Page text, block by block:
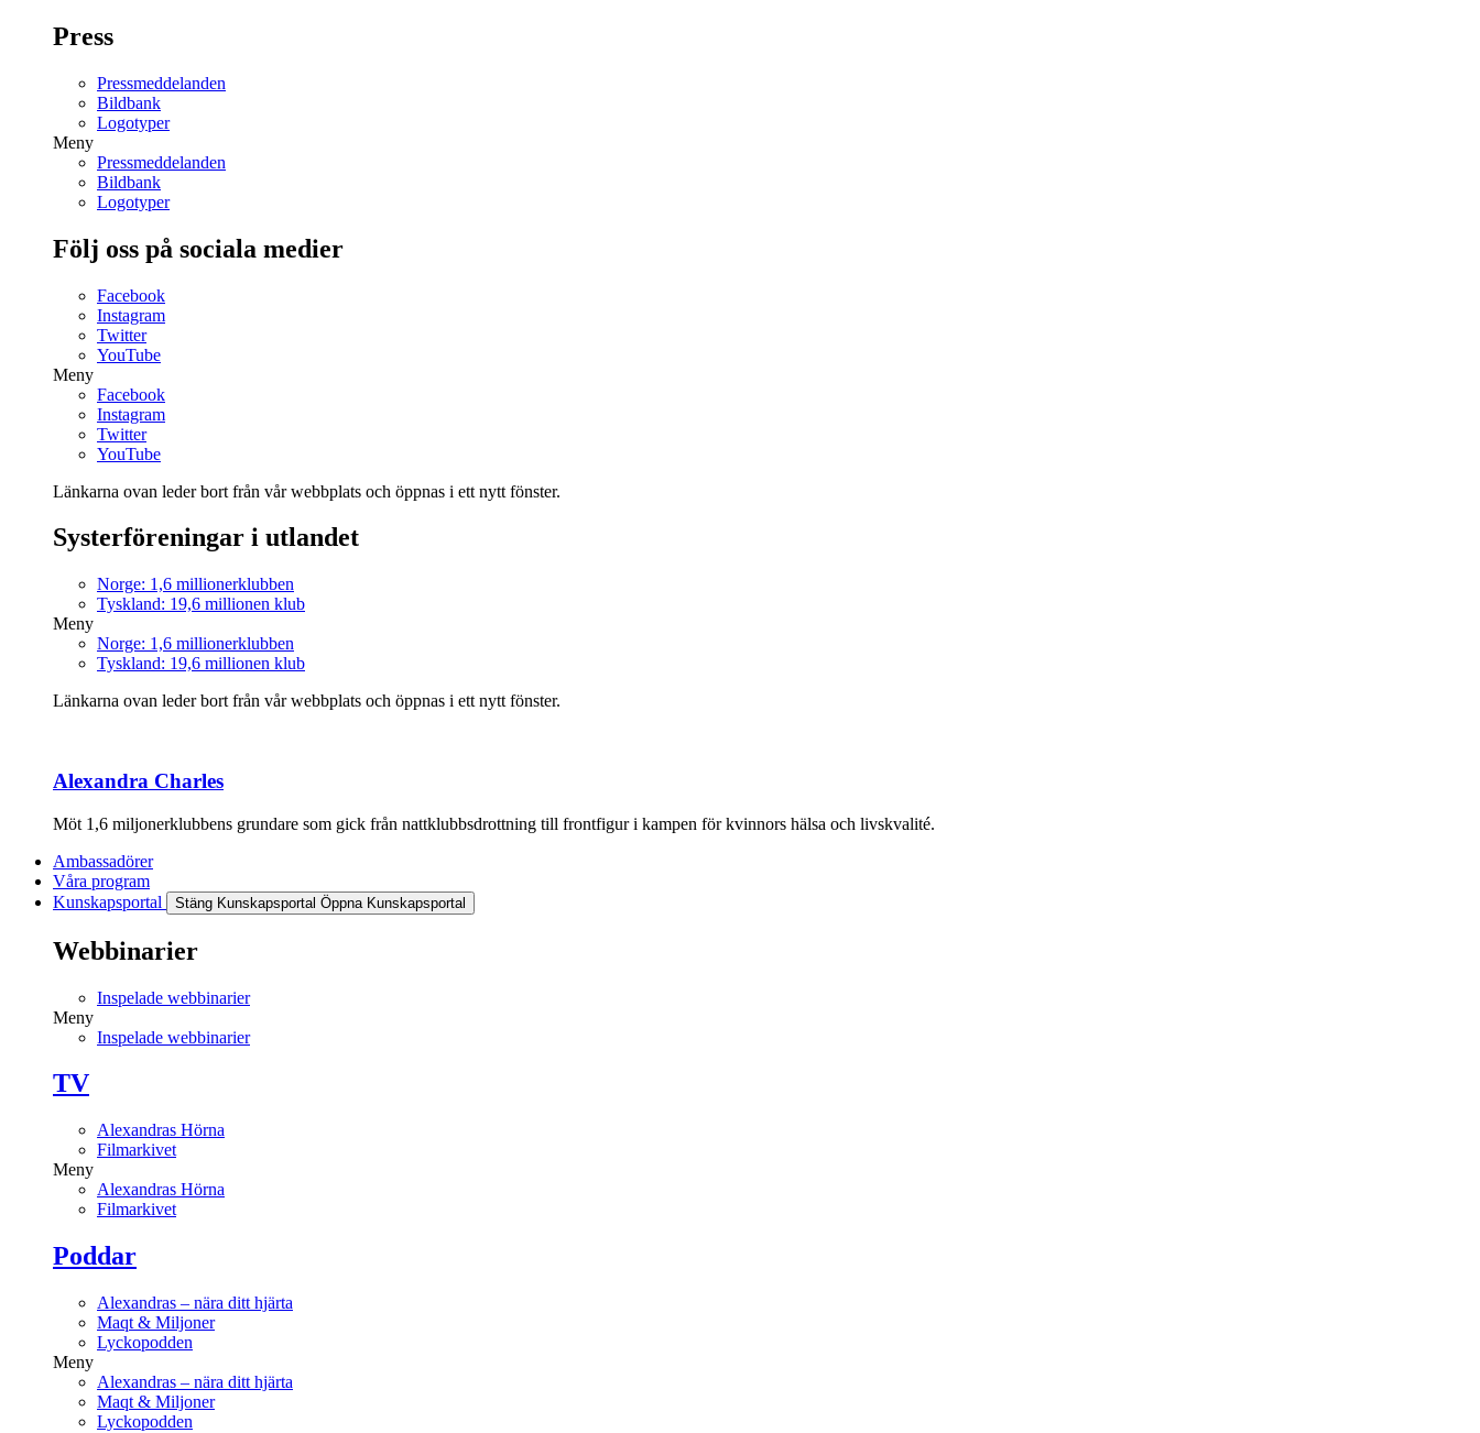
Press
Pressmeddelanden
Bildbank
Logotyper
Meny
Pressmeddelanden
Bildbank
Logotyper
Följ oss på sociala medier
Facebook
Instagram
Twitter
YouTube
Meny
Facebook
Instagram
Twitter
YouTube
Länkarna ovan leder bort från vår webbplats och öppnas i ett nytt fönster.
Systerföreningar i utlandet
Norge: 1,6 millionerklubben
Tyskland: 19,6 millionen klub
Meny
Norge: 1,6 millionerklubben
Tyskland: 19,6 millionen klub
Länkarna ovan leder bort från vår webbplats och öppnas i ett nytt fönster.
Alexandra Charles
Möt 1,6 miljonerklubbens grundare som gick från nattklubbsdrottning till frontfigur i kampen för kvinnors hälsa och livskvalité.
Ambassadörer
Våra program
Kunskapsportal
Stäng Kunskapsportal Öppna Kunskapsportal
Webbinarier
Inspelade webbinarier
Meny
Inspelade webbinarier
TV
Alexandras Hörna
Filmarkivet
Meny
Alexandras Hörna
Filmarkivet
Poddar
Alexandras – nära ditt hjärta
Maqt & Miljoner
Lyckopodden
Meny
Alexandras – nära ditt hjärta
Maqt & Miljoner
Lyckopodden